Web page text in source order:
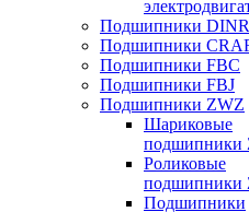
Подшипники
Подшипники
Подшипники FBC
Подшипники FBJ
Подшипники ZWZ
Шариковые
подшипники
Роликовые
подшипники
Подшипники